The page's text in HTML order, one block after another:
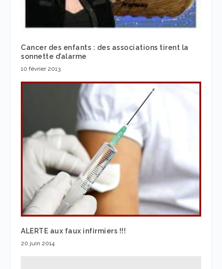
Cancer des enfants : des associations tirent la
sonnette d’alarme
10 février 2013
ALERTE aux faux infirmiers !!!
20 juin 2014